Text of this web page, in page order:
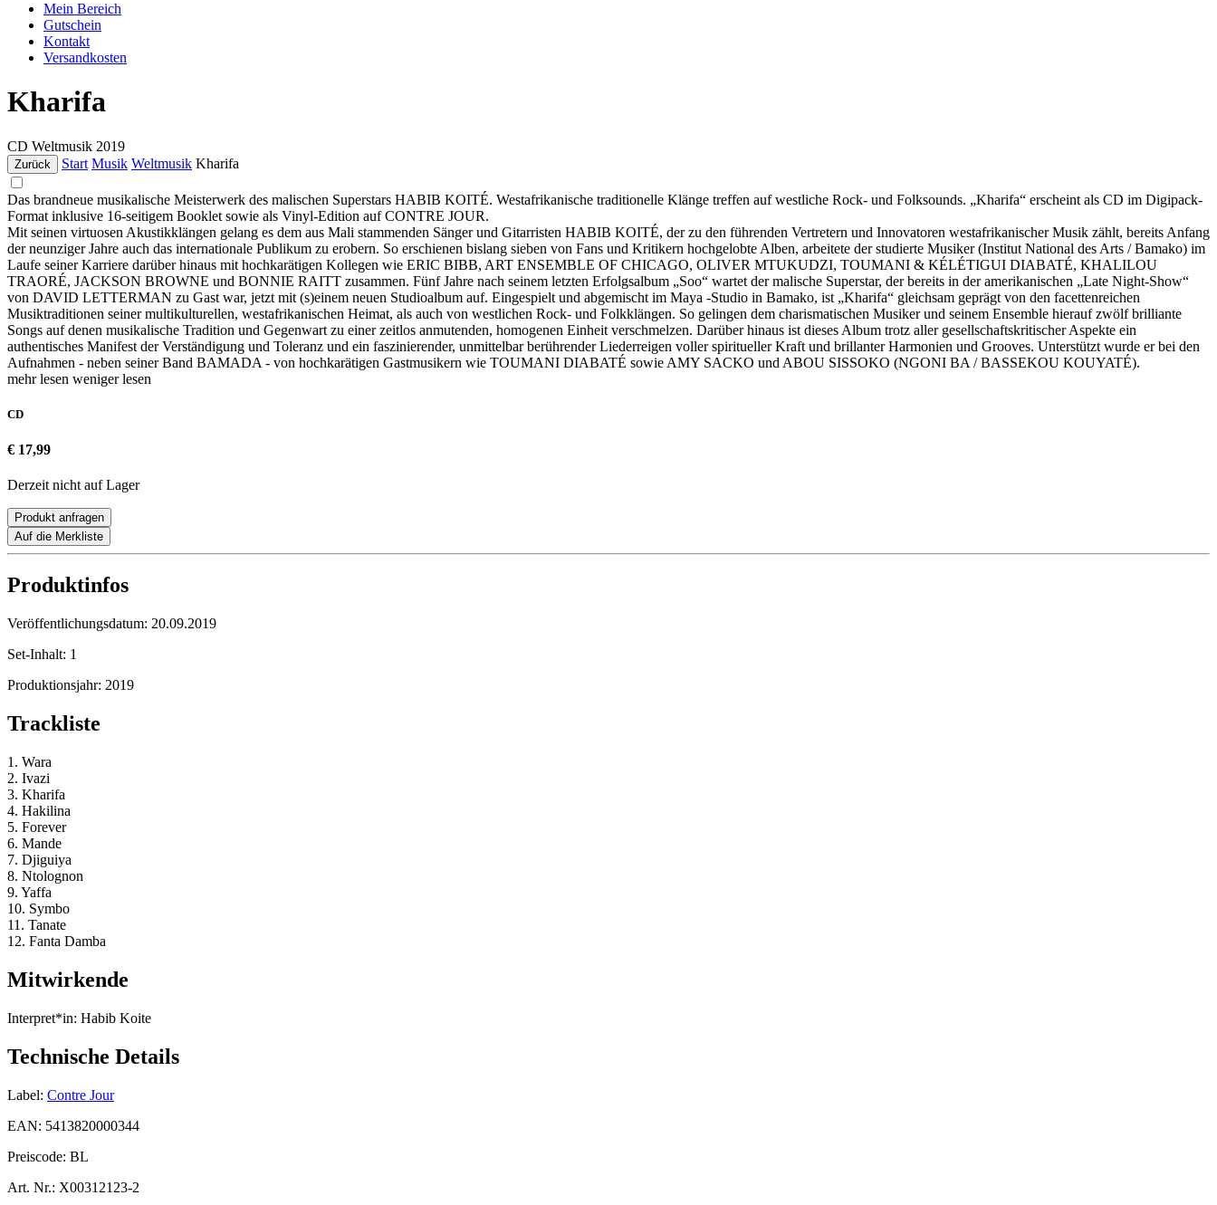
Mein Bereich
Gutschein
Kontakt
Versandkosten
Kharifa
CD Weltmusik 2019
Zurück Start Musik Weltmusik Kharifa
Das brandneue musikalische Meisterwerk des malischen Superstars HABIB KOITÉ. Westafrikanische traditionelle Klänge treffen auf westliche Rock- und Folksounds. „Kharifa“ erscheint als CD im Digipack-
Format inklusive 16-seitigem Booklet sowie als Vinyl-Edition auf CONTRE JOUR.
Mit seinen virtuosen Akustikklängen gelang es dem aus Mali stammenden Sänger und Gitarristen HABIB KOITÉ, der zu den führenden Vertretern und Innovatoren westafrikanischer Musik zählt, bereits Anfang
der neunziger Jahre auch das internationale Publikum zu erobern. So erschienen bislang sieben von Fans und Kritikern hochgelobte Alben, arbeitete der studierte Musiker (Institut National des Arts / Bamako) im
Laufe seiner Karriere darüber hinaus mit hochkarätigen Kollegen wie ERIC BIBB, ART ENSEMBLE OF CHICAGO, OLIVER MTUKUDZI, TOUMANI & KÉLÉTIGUI DIABATÉ, KHALILOU
TRAORÉ, JACKSON BROWNE und BONNIE RAITT zusammen. Fünf Jahre nach seinem letzten Erfolgsalbum „Soo“ wartet der malische Superstar, der bereits in der amerikanischen „Late Night-Show“
von DAVID LETTERMAN zu Gast war, jetzt mit (s)einem neuen Studioalbum auf. Eingespielt und abgemischt im Maya -Studio in Bamako, ist „Kharifa“ gleichsam geprägt von den facettenreichen
Musiktraditionen seiner multikulturellen, westafrikanischen Heimat, als auch von westlichen Rock- und Folkklängen. So gelingen dem charismatischen Musiker und seinem Ensemble hierauf zwölf brilliante
Songs auf denen musikalische Tradition und Gegenwart zu einer zeitlos anmutenden, homogenen Einheit verschmelzen. Darüber hinaus ist dieses Album trotz aller gesellschaftskritischer Aspekte ein
authentisches Manifest der Verständigung und Toleranz und ein faszinierender, unmittelbar berührender Liederreigen voller spiritueller Kraft und brillanter Harmonien und Grooves. Unterstützt wurde er bei den
Aufnahmen - neben seiner Band BAMADA - von hochkarätigen Gastmusikern wie TOUMANI DIABATÉ sowie AMY SACKO und ABOU SISSOKO (NGONI BA / BASSEKOU KOUYATÉ).
mehr lesen weniger lesen
CD
€ 17,99
Derzeit nicht auf Lager
Produkt anfragen
Auf die Merkliste
Produktinfos
Veröffentlichungsdatum: 20.09.2019
Set-Inhalt: 1
Produktionsjahr: 2019
Trackliste
1. Wara
2. Ivazi
3. Kharifa
4. Hakilina
5. Forever
6. Mande
7. Djiguiya
8. Ntolognon
9. Yaffa
10. Symbo
11. Tanate
12. Fanta Damba
Mitwirkende
Interpret*in: Habib Koite
Technische Details
Label: Contre Jour
EAN: 5413820000344
Preiscode: BL
Art. Nr.: X00312123-2